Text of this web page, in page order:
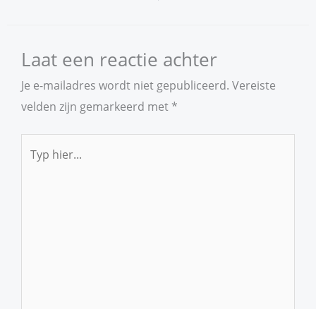
Laat een reactie achter
Je e-mailadres wordt niet gepubliceerd. Vereiste
velden zijn gemarkeerd met *
hier...